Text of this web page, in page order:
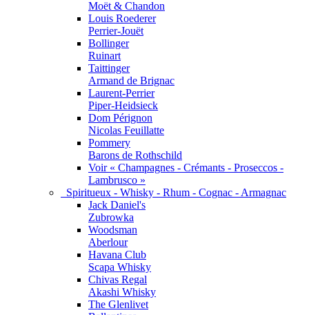
Moët & Chandon
Louis Roederer
Perrier-Jouët
Bollinger
Ruinart
Taittinger
Armand de Brignac
Laurent-Perrier
Piper-Heidsieck
Dom Pérignon
Nicolas Feuillatte
Pommery
Barons de Rothschild
Voir « Champagnes - Crémants - Proseccos -
Lambrusco »
Spiritueux - Whisky - Rhum - Cognac - Armagnac
Jack Daniel's
Zubrowka
Woodsman
Aberlour
Havana Club
Scapa Whisky
Chivas Regal
Akashi Whisky
The Glenlivet